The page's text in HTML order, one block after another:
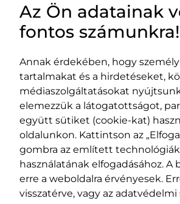
HASZNOS LINKEK
Impresszum
Adatvédelmi
EPP program
400029 Kolozsvár,
Fürdő (Card. Iuliu Hossu) utca, 41.
szám
tel/fax:0723 250 321
email:office@rmdsz.ro
Az Ön adatainak
fontos számunkra!
Annak érdekében, hogy
tartalmakat és a hirdetéseket,
médiaszolgáltatásokat
elemezzük a látogatottságot,
együtt sütiket (cookie-kat)
oldalunkon. Kattintson az
gombra az említett
használatának elfogadásához. A
erre a weboldalra érvényesek.
visszatérve, vagy az